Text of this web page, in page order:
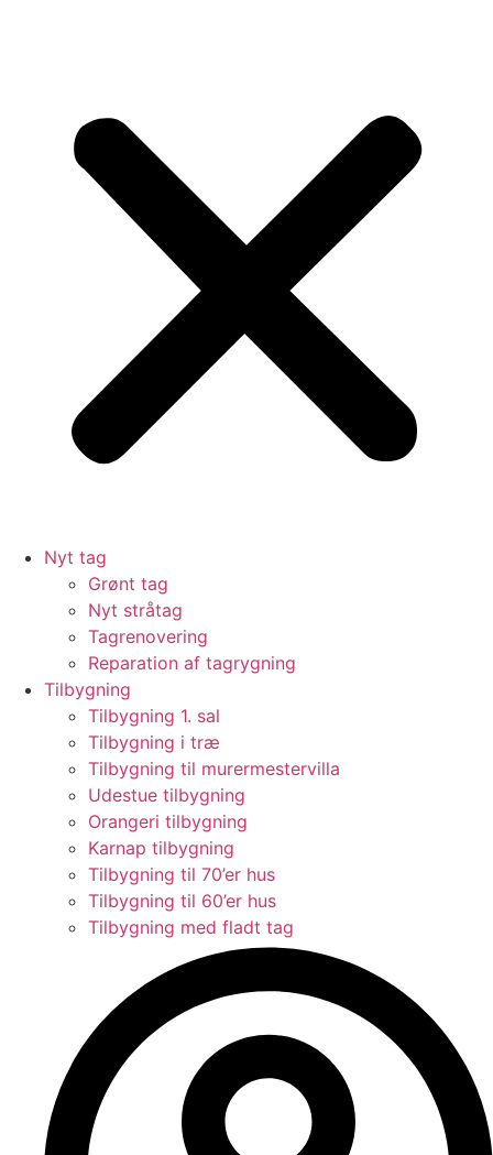
Nyt tag
Grønt tag
Nyt stråtag
Tagrenovering
Reparation af tagrygning
Tilbygning
Tilbygning 1. sal
Tilbygning i træ
Tilbygning til murermestervilla
Udestue tilbygning
Orangeri tilbygning
Karnap tilbygning
Tilbygning til 70’er hus
Tilbygning til 60’er hus
Tilbygning med fladt tag